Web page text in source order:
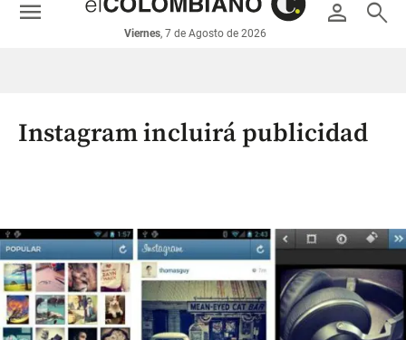
Colombia
person search
Viernes, 7 de Agosto de 2026
menu
Instagram incluirá publicidad